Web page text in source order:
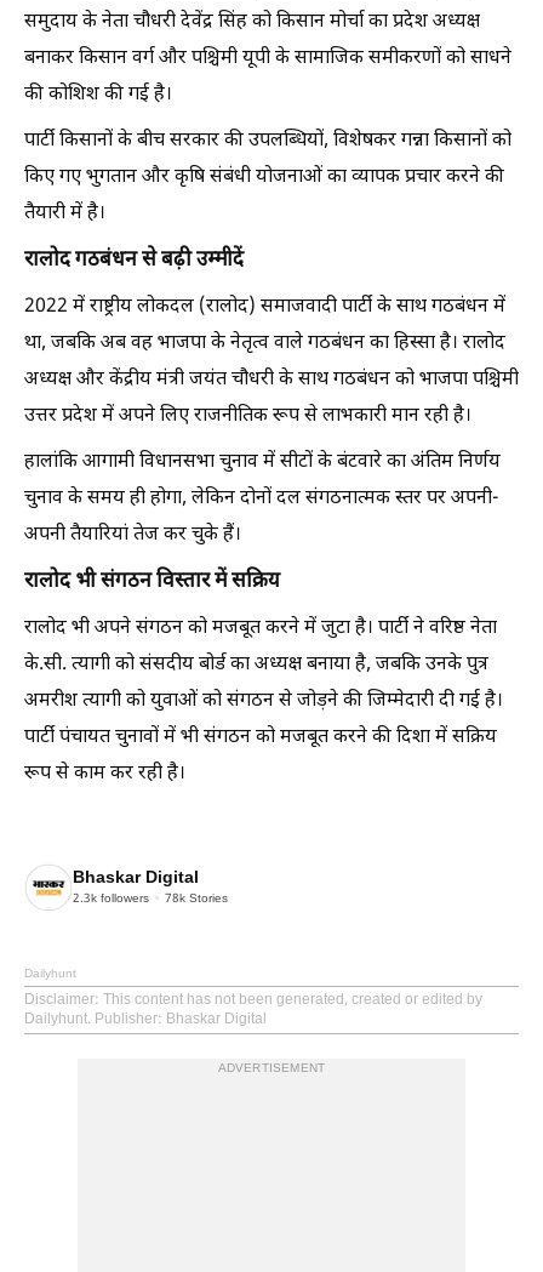
समुदाय के नेता चौधरी देवेंद्र सिंह को किसान मोर्चा का प्रदेश अध्यक्ष
बनाकर किसान वर्ग और पश्चिमी यूपी के सामाजिक समीकरणों को साधने
की कोशिश की गई है।
पार्टी किसानों के बीच सरकार की उपलब्धियों, विशेषकर गन्ना किसानों को
किए गए भुगतान और कृषि संबंधी योजनाओं का व्यापक प्रचार करने की
तैयारी में है।
रालोद गठबंधन से बढ़ी उम्मीदें
2022 में राष्ट्रीय लोकदल (रालोद) समाजवादी पार्टी के साथ गठबंधन में
था, जबकि अब वह भाजपा के नेतृत्व वाले गठबंधन का हिस्सा है। रालोद
अध्यक्ष और केंद्रीय मंत्री जयंत चौधरी के साथ गठबंधन को भाजपा पश्चिमी
उत्तर प्रदेश में अपने लिए राजनीतिक रूप से लाभकारी मान रही है।
हालांकि आगामी विधानसभा चुनाव में सीटों के बंटवारे का अंतिम निर्णय
चुनाव के समय ही होगा, लेकिन दोनों दल संगठनात्मक स्तर पर अपनी-
अपनी तैयारियां तेज कर चुके हैं।
रालोद भी संगठन विस्तार में सक्रिय
रालोद भी अपने संगठन को मजबूत करने में जुटा है। पार्टी ने वरिष्ठ नेता
के.सी. त्यागी को संसदीय बोर्ड का अध्यक्ष बनाया है, जबकि उनके पुत्र
अमरीश त्यागी को युवाओं को संगठन से जोड़ने की जिम्मेदारी दी गई है।
पार्टी पंचायत चुनावों में भी संगठन को मजबूत करने की दिशा में सक्रिय
रूप से काम कर रही है।
Bhaskar Digital
2.3k followers 78k Stories
Dailyhunt
Disclaimer: This content has not been generated, created or edited by
Dailyhunt. Publisher: Bhaskar Digital
ADVERTISEMENT